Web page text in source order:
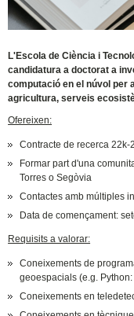
L'Escola de Ciència i
candidatura a doctorat a
computació en el núvol per
agricultura, serveis
Ofereixen:
Contracte de recerca
Formar part d'una
Torres o Segòvia
Contactes amb múltiples
Data de començament:
Requisits a valorar:
Coneixements de
geoespacials (e.g.
Coneixements en